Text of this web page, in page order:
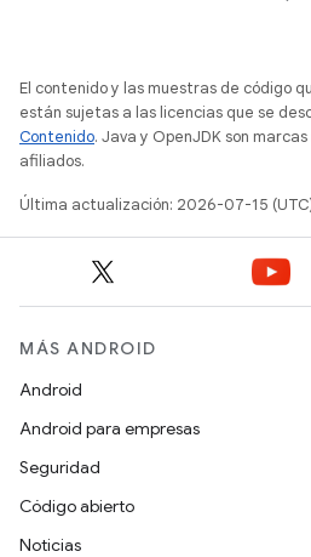
El contenido y las muestras de código
están sujetas a las licencias que se
Contenido. Java y OpenJDK son
afiliados.
Última actualización: 2026-07-15
MÁS ANDROID
Android
Android para empresas
Seguridad
Código abierto
Noticias